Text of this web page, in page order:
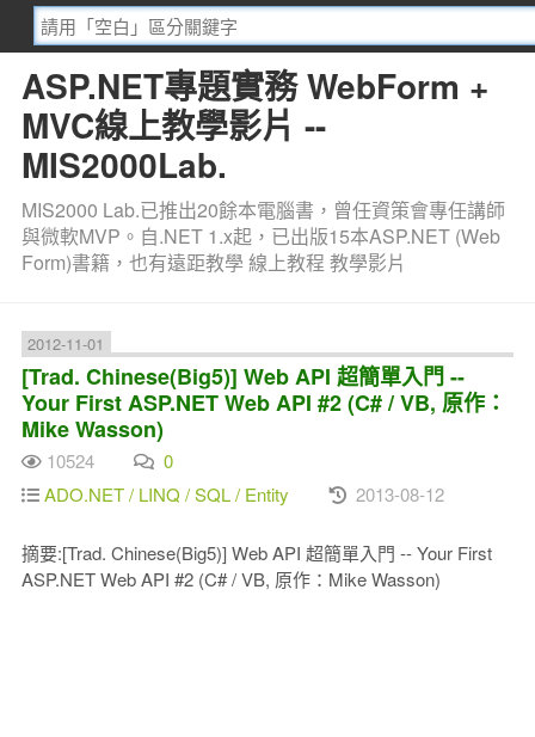
ASP.NET專題實務 WebForm +
MVC線上教學影片 --
MIS2000Lab.
MIS2000 Lab.已推出20餘本電腦書，曾任資策會專任講師
與微軟MVP。自.NET 1.x起，已出版15本ASP.NET (Web
Form)書籍，也有遠距教學 線上教程 教學影片
2012-11-01
[Trad. Chinese(Big5)] Web API 超簡單入門 --
Your First ASP.NET Web API #2 (C# / VB, 原作：
Mike Wasson)
10524
0
ADO.NET / LINQ / SQL / Entity
2013-08-12
摘要:[Trad. Chinese(Big5)] Web API 超簡單入門 -- Your First
ASP.NET Web API #2 (C# / VB, 原作：Mike Wasson)